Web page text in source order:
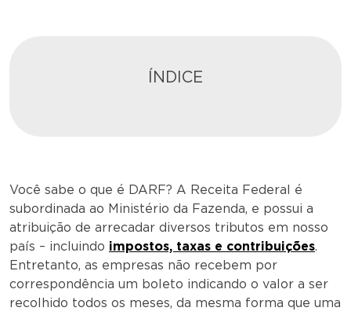
ÍNDICE
Você sabe o que é DARF? A Receita Federal é
subordinada ao Ministério da Fazenda, e possui a
atribuição de arrecadar diversos tributos em nosso
país – incluindo impostos, taxas e contribuições.
Entretanto, as empresas não recebem por
correspondência um boleto indicando o valor a ser
recolhido todos os meses, da mesma forma que uma